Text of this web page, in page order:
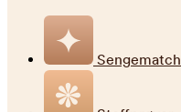
Sengematch